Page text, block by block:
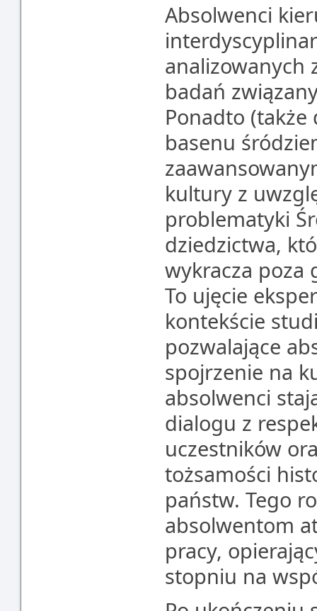
Absolwenci
analizowanych
badań
Ponadto (także
basenu
kultury z
problematyki
dziedzictwa,
wykracza poza
To ujęcie
kontekście
pozwalające
spojrzenie na
absolwenci
dialogu z
uczestników
tożsamości
państw. Tego
absolwentom
pracy,
stopniu na